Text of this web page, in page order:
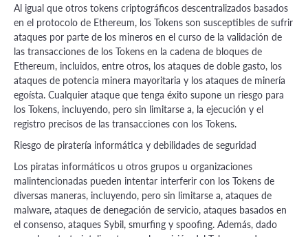
Al igual que otros tokens criptográficos descentralizados basados
en el protocolo de Ethereum, los Tokens son susceptibles de sufrir
ataques por parte de los mineros en el curso de la validación de
las transacciones de los Tokens en la cadena de bloques de
Ethereum, incluidos, entre otros, los ataques de doble gasto, los
ataques de potencia minera mayoritaria y los ataques de minería
egoísta. Cualquier ataque que tenga éxito supone un riesgo para
los Tokens, incluyendo, pero sin limitarse a, la ejecución y el
registro precisos de las transacciones con los Tokens.
Riesgo de piratería informática y debilidades de seguridad
Los piratas informáticos u otros grupos u organizaciones
malintencionadas pueden intentar interferir con los Tokens de
diversas maneras, incluyendo, pero sin limitarse a, ataques de
malware, ataques de denegación de servicio, ataques basados en
el consenso, ataques Sybil, smurfing y spoofing. Además, dado